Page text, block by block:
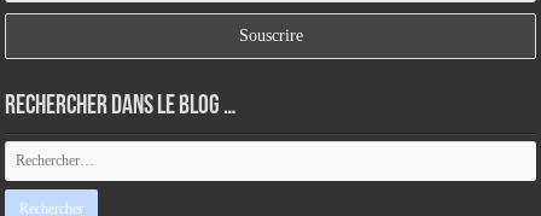
Rechercher dans le blog …